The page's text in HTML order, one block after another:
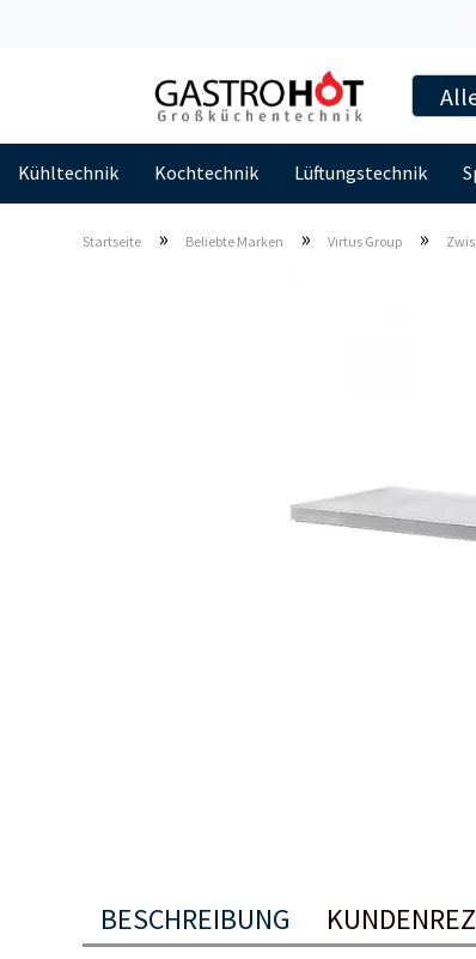
Kühltechnik Kochtechnik Lüftungstechnik
Startseite » Beliebte Marken » Virtus Group »
BESCHREIBUNG